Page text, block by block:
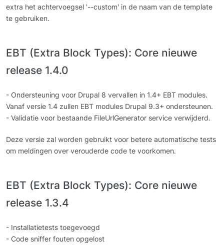
extra het achtervoegsel '--custom' in de naam van de template
te gebruiken.
EBT (Extra Block Types): Core nieuwe
release 1.4.0
- Ondersteuning voor Drupal 8 vervallen in 1.4+ EBT modules.
Vanaf versie 1.4 zullen EBT modules Drupal 9.3+ ondersteunen.
- Validatie voor bestaande FileUrlGenerator service verwijderd.
Deze versie zal worden gebruikt voor betere automatische tests
om meldingen over verouderde code te voorkomen.
EBT (Extra Block Types): Core nieuwe
release 1.3.4
- Installatietests toegevoegd
- Code sniffer fouten opgelost